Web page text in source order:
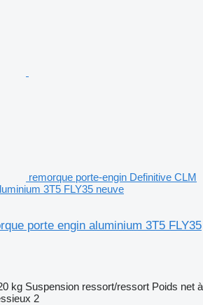
remorque porte-engin Definitive CLM
3T5 FLY35 neuve
porte engin aluminium 3T5 FLY35
kg Suspension ressort/ressort Poids net à
2